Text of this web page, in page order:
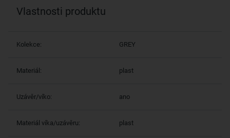
Vlastnosti produktu
Kolekce: GREY
Materiál: plast
Uzávěr/víko: ano
Materiál víka/uzávěru: plast